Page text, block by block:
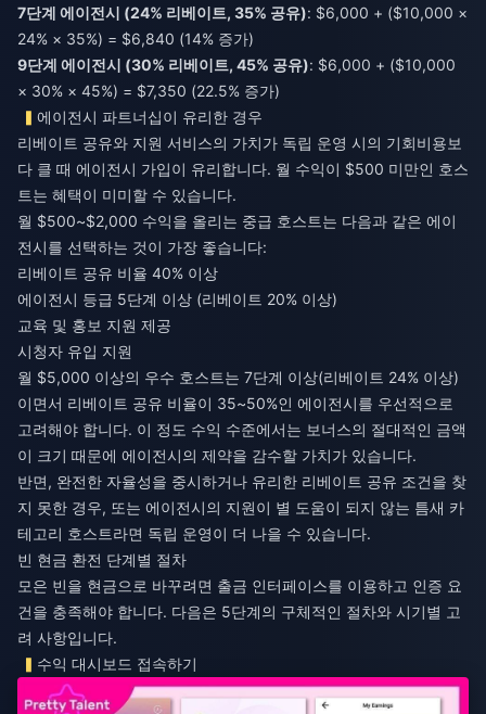
7단계 에이전시 (24% 리베이트, 35% 공유): $6,000 + ($10,000 ×
24% × 35%) = $6,840 (14% 증가)
9단계 에이전시 (30% 리베이트, 45% 공유): $6,000 + ($10,000
× 30% × 45%) = $7,350 (22.5% 증가)
에이전시 파트너십이 유리한 경우
리베이트 공유와 지원 서비스의 가치가 독립 운영 시의 기회비용보
다 클 때 에이전시 가입이 유리합니다. 월 수익이 $500 미만인 호스
트는 혜택이 미미할 수 있습니다.
월 $500~$2,000 수익을 올리는 중급 호스트는 다음과 같은 에이
전시를 선택하는 것이 가장 좋습니다:
리베이트 공유 비율 40% 이상
에이전시 등급 5단계 이상 (리베이트 20% 이상)
교육 및 홍보 지원 제공
시청자 유입 지원
월 $5,000 이상의 우수 호스트는 7단계 이상(리베이트 24% 이상)
이면서 리베이트 공유 비율이 35~50%인 에이전시를 우선적으로
고려해야 합니다. 이 정도 수익 수준에서는 보너스의 절대적인 금액
이 크기 때문에 에이전시의 제약을 감수할 가치가 있습니다.
반면, 완전한 자율성을 중시하거나 유리한 리베이트 공유 조건을 찾
지 못한 경우, 또는 에이전시의 지원이 별 도움이 되지 않는 틈새 카
테고리 호스트라면 독립 운영이 더 나을 수 있습니다.
빈 현금 환전 단계별 절차
모은 빈을 현금으로 바꾸려면 출금 인터페이스를 이용하고 인증 요
건을 충족해야 합니다. 다음은 5단계의 구체적인 절차와 시기별 고
려 사항입니다.
수익 대시보드 접속하기